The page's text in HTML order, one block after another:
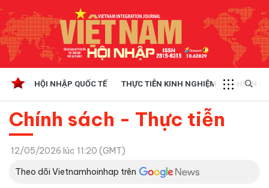
HỘI NHẬP QUỐC TẾ THỰC TIỄN KINH NGHIỆM CHÍNH
Chính sách - Thực tiễn
12/05/2026 lúc 11:20 (GMT)
Theo dõi Vietnamhoinhap trên